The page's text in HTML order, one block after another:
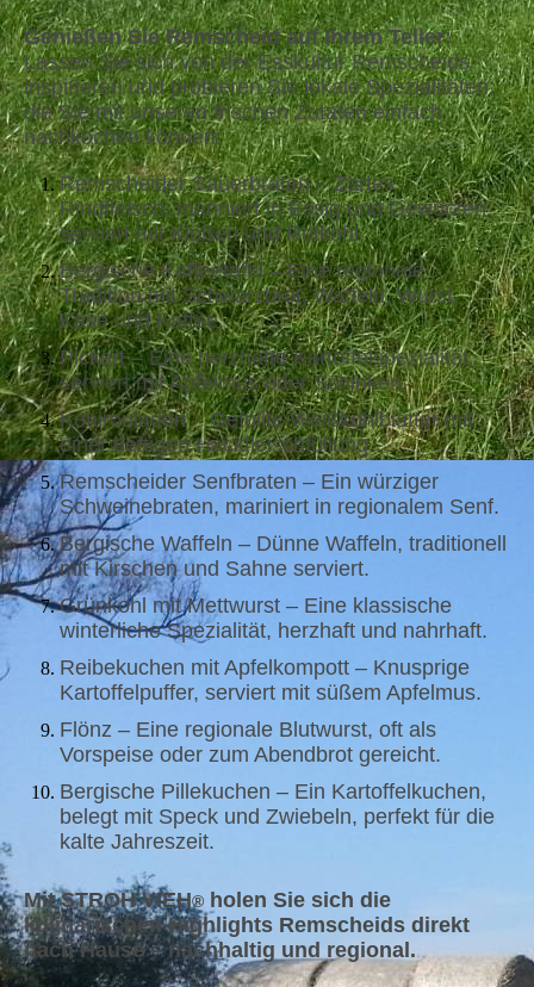
Genießen Sie Remscheid auf Ihrem Teller:
Lassen Sie sich von der Esskultur Remscheids
inspirieren und probieren Sie lokale Spezialitäten,
die Sie mit unseren frischen Zutaten einfach
nachkochen können:
Remscheider Sauerbraten – Zartes
Rindfleisch, mariniert in Essig und Gewürzen,
serviert mit Klößen und Rotkohl.
Bergische Kaffeetafel – Eine regionale
Tradition mit Schwarzbrot, Waffeln, Wurst,
Käse und Kaffee.
Pickert – Eine herzhafte Kartoffelspezialität,
serviert mit Apfelmus oder Schinken.
Kohlrouladen – Gefüllte Weißkohlblätter mit
einer deftigen Hackfleischfüllung.
Remscheider Senfbraten – Ein würziger
Schweinebraten, mariniert in regionalem Senf.
Bergische Waffeln – Dünne Waffeln, traditionell
mit Kirschen und Sahne serviert.
Grünkohl mit Mettwurst – Eine klassische
winterliche Spezialität, herzhaft und nahrhaft.
Reibekuchen mit Apfelkompott – Knusprige
Kartoffelpuffer, serviert mit süßem Apfelmus.
Flönz – Eine regionale Blutwurst, oft als
Vorspeise oder zum Abendbrot gereicht.
Bergische Pillekuchen – Ein Kartoffelkuchen,
belegt mit Speck und Zwiebeln, perfekt für die
kalte Jahreszeit.
Mit STROH VIEH® holen Sie sich die
kulinarischen Highlights Remscheids direkt
nach Hause – nachhaltig und regional.